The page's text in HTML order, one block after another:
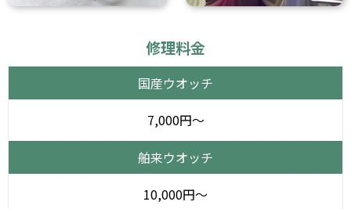
修理料金
国産ウオッチ
7,000円～
舶来ウオッチ
10,000円～